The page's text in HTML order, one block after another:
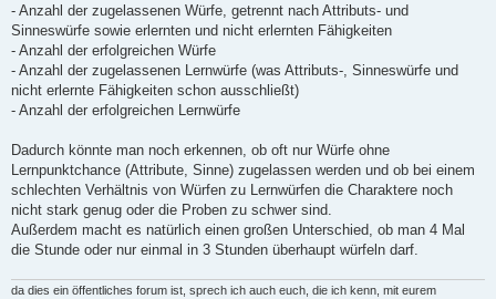
- Anzahl der zugelassenen Würfe, getrennt nach Attributs- und
Sinneswürfe sowie erlernten und nicht erlernten Fähigkeiten
- Anzahl der erfolgreichen Würfe
- Anzahl der zugelassenen Lernwürfe (was Attributs-, Sinneswürfe und
nicht erlernte Fähigkeiten schon ausschließt)
- Anzahl der erfolgreichen Lernwürfe
Dadurch könnte man noch erkennen, ob oft nur Würfe ohne
Lernpunktchance (Attribute, Sinne) zugelassen werden und ob bei einem
schlechten Verhältnis von Würfen zu Lernwürfen die Charaktere noch
nicht stark genug oder die Proben zu schwer sind.
Außerdem macht es natürlich einen großen Unterschied, ob man 4 Mal
die Stunde oder nur einmal in 3 Stunden überhaupt würfeln darf.
da dies ein öffentliches forum ist, sprech ich auch euch, die ich kenn, mit eurem